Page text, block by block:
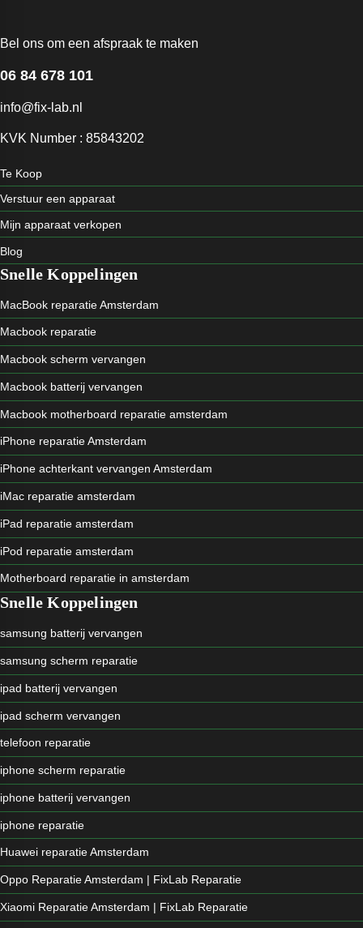
Bel ons om een afspraak te maken
06 84 678 101
info@fix-lab.nl
KVK Number : 85843202
Te Koop
Verstuur een apparaat
Mijn apparaat verkopen
Blog
Snelle Koppelingen
MacBook reparatie Amsterdam
Macbook reparatie
Macbook scherm vervangen
Macbook batterij vervangen
Macbook motherboard reparatie amsterdam
iPhone reparatie Amsterdam
iPhone achterkant vervangen Amsterdam
iMac reparatie amsterdam
iPad reparatie amsterdam
iPod reparatie amsterdam
Motherboard reparatie in amsterdam
Snelle Koppelingen
samsung batterij vervangen
samsung scherm reparatie
ipad batterij vervangen
ipad scherm vervangen
telefoon reparatie
iphone scherm reparatie
iphone batterij vervangen
iphone reparatie
Huawei reparatie Amsterdam
Oppo Reparatie Amsterdam | FixLab Reparatie
Xiaomi Reparatie Amsterdam | FixLab Reparatie